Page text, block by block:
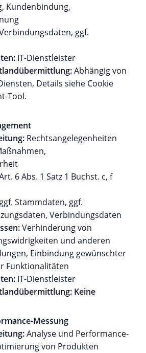
Kundenbindung,
ggf.
IT-Dienstleister
Abhängig von
Details siehe Cookie
Tool.
Rechtsangelegenheiten
6 Abs. 1 Satz 1 Buchst. c, f
ggf. Stammdaten, ggf.
Verbindungsdaten
Verhinderung von
und anderen
Einbindung gewünschter
Funktionalitäten
IT-Dienstleister
Keine
Messung
Analyse und Performance-
von Produkten